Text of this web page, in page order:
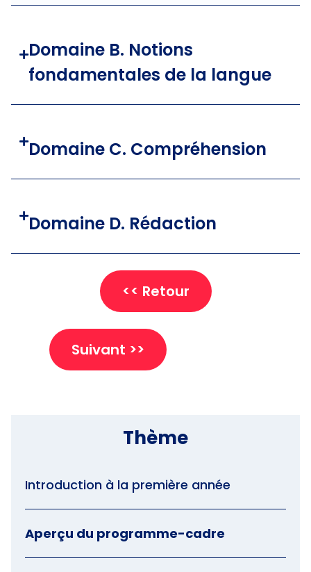
Thème
Introduction à la première année
Aperçu du programme-cadre
Domaine B. Notions
fondamentales de la langue
Domaine C. Compréhension
Domaine D. Rédaction
<< Retour
Suivant >>